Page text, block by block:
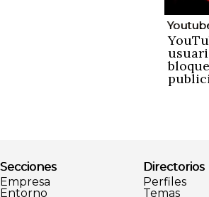
Secciones
Empresa
Entorno
Directorios
Perfiles
Temas